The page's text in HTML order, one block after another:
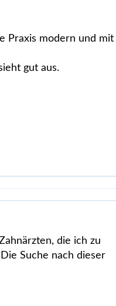
Praxis modern und mit
gut aus.
die ich zu
Suche nach dieser